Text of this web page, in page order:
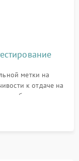
метки на
к отдаче на
изображения в
работы всех